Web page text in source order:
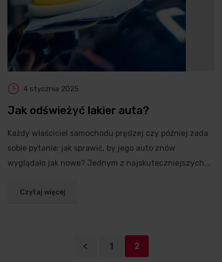
4 stycznia 2025
Jak odświeżyć lakier auta?
Każdy właściciel samochodu prędzej czy później zada
sobie pytanie: jak sprawić, by jego auto znów
wyglądało jak nowe? Jednym z najskuteczniejszych...
Czytaj więcej
< 1 2